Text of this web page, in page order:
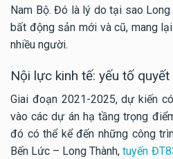
Nam Bộ. Đó là lý do tại sao
bất động sản mới và cũ, mang
nhiều người.
Nội lực kinh tế: yếu tố
Giai đoạn 2021-2025, dự kiến
vào các dự án hạ tầng trọng
đó có thể kể đến những công
Bến Lức – Long Thành,tuyến